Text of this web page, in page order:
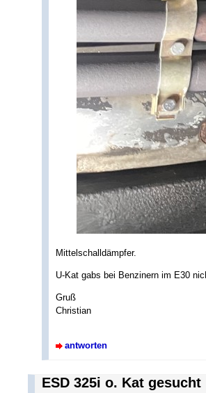
Mittelschalldämpfer.
U-Kat gabs bei Benzinern im E30
Gruß
Christian
antworten
ESD 325i o. Kat gesucht